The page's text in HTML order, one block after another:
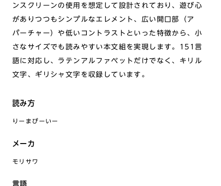
ンスクリーンの使用を想定して設計されており、遊び心
がありつつもシンプルなエレメント、広い開口部（ア
パーチャー）や低いコントラストといった特徴から、小
さなサイズでも読みやすい本文組を実現します。151言
語に対応し、ラテンアルファベットだけでなく、キリル
文字、ギリシャ文字を収録しています。
読み方
りーまぴーいー
メーカ
モリサワ
言語